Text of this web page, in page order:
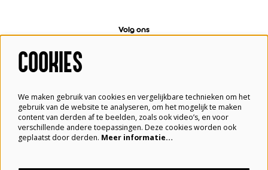
Volg ons
Aanmelden
COOKIES
We maken gebruik van cookies en vergelijkbare technieken om het
gebruik van de website te analyseren, om het mogelijk te maken
content van derden af te beelden, zoals ook video’s, en voor
verschillende andere toepassingen. Deze cookies worden ook
geplaatst door derden. Meer informatie…